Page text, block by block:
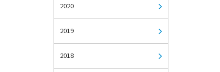
2020
2019
2018